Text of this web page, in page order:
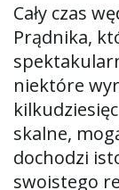
Cały czas
Prądnika,
niektóre
skalne,
dochodzi
swoistego